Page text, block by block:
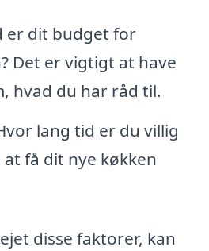
er dit budget for
Det er vigtigt at have
hvad du har råd til.
lang tid er du villig
få dit nye køkken
disse faktorer, kan